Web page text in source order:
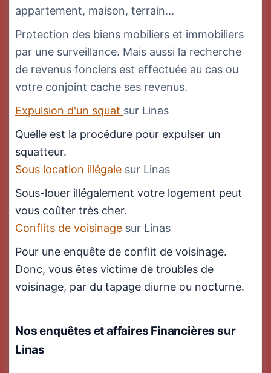
appartement, maison, terrain...
Protection des biens mobiliers et immobiliers
par une surveillance. Mais aussi la recherche
de revenus fonciers est effectuée au cas ou
votre conjoint cache ses revenus.
Expulsion d'un squat sur Linas
Quelle est la procédure pour expulser un
squatteur.
Sous location illégale sur Linas
Sous-louer illégalement votre logement peut
vous coûter très cher.
Conflits de voisinage sur Linas
Pour une enquête de conflit de voisinage.
Donc, vous êtes victime de troubles de
voisinage, par du tapage diurne ou nocturne.
Nos enquêtes et affaires Financières sur
Linas